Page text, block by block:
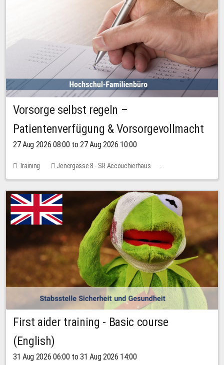
Vorsorge selbst regeln –
Patientenverfügung & Vorsorgevollmacht
27 Aug 2026 08:00 to 27 Aug 2026 10:00
Training
Jenergasse 8 - SR Accouchierhaus
No free places
First aider training - Basic course
(English)
31 Aug 2026 06:00 to 31 Aug 2026 14:00